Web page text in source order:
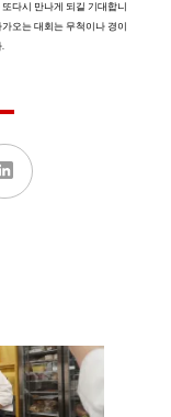
다시 만나게 되길 기대합니
오는 대회는 무척이나 경이
.